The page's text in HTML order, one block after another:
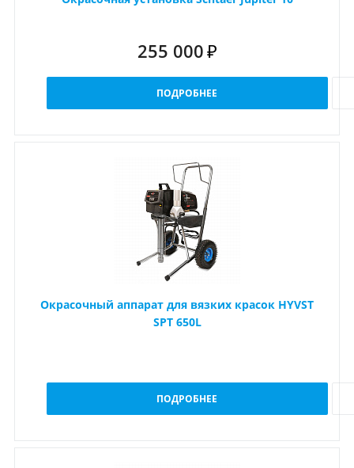
255 000 ₽
ПОДРОБНЕЕ
Окрасочный аппарат для вязких красок HYVST
SPT 650L
ПОДРОБНЕЕ